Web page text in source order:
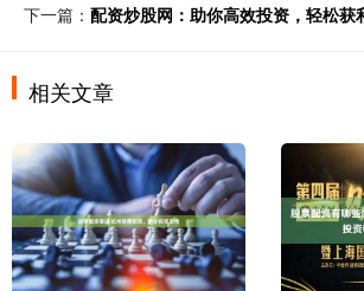
下一篇： 配资炒股网：助你高效投资，轻松获
相关文章